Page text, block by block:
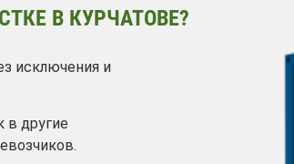
В КУРЧАТОВЕ?
исключения и
в другие